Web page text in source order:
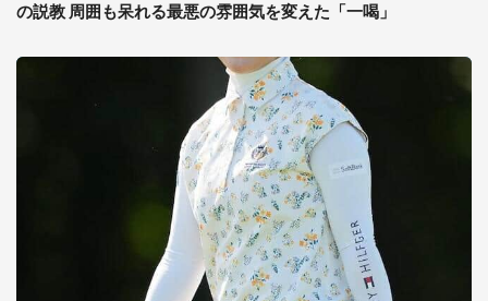
の説教 周囲も呆れる最悪の雰囲気を変えた「一喝」